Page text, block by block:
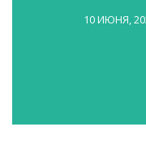
10 ИЮНЯ,